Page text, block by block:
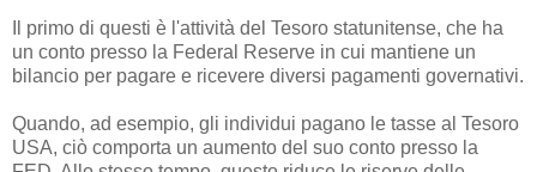
Il primo di questi è l'attività del Tesoro statunitense, che ha
un conto presso la Federal Reserve in cui mantiene un
bilancio per pagare e ricevere diversi pagamenti governativi.
Quando, ad esempio, gli individui pagano le tasse al Tesoro
USA, ciò comporta un aumento del suo conto presso la